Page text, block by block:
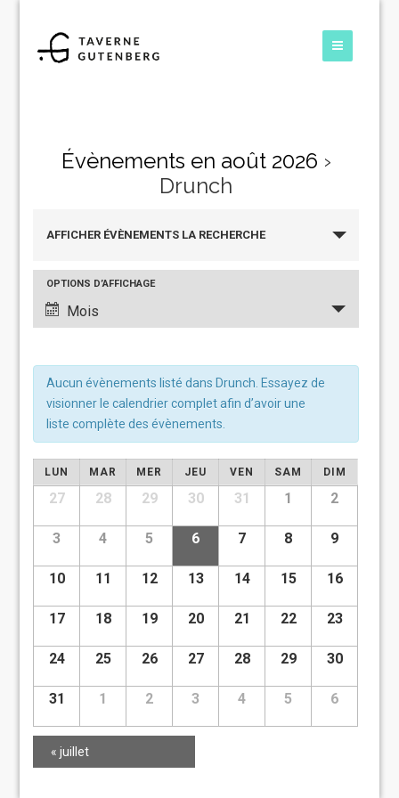
Évènements en août 2026 ›
Drunch
et
navigation
de
vues
AFFICHER ÉVÈNEMENTS LA RECHERCHE
Navigation
de
Évènement
OPTIONS D’AFFICHAGE
Mois
Aucun évènements listé dans Drunch. Essayez de
visionner le calendrier complet afin d’avoir une
liste complète des évènements.
Calendrier
de
Évènements
Calendrier
Évènements
LUN MAR MER JEU VEN SAM DIM
27 28 29 30 31 1 2
3 4 5 6 7 8 9
10 11 12 13 14 15 16
17 18 19 20 21 22 23
24 25 26 27 28 29 30
31 1 2 3 4 5 6
« juillet